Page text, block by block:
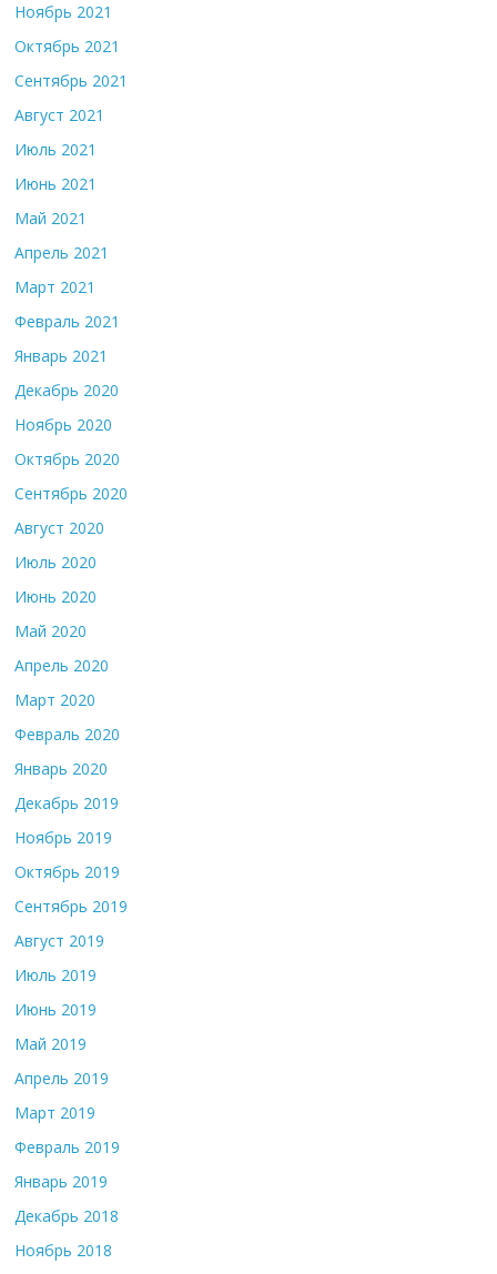
Ноябрь 2021
Октябрь 2021
Сентябрь 2021
Август 2021
Июль 2021
Июнь 2021
Май 2021
Апрель 2021
Март 2021
Февраль 2021
Январь 2021
Декабрь 2020
Ноябрь 2020
Октябрь 2020
Сентябрь 2020
Август 2020
Июль 2020
Июнь 2020
Май 2020
Апрель 2020
Март 2020
Февраль 2020
Январь 2020
Декабрь 2019
Ноябрь 2019
Октябрь 2019
Сентябрь 2019
Август 2019
Июль 2019
Июнь 2019
Май 2019
Апрель 2019
Март 2019
Февраль 2019
Январь 2019
Декабрь 2018
Ноябрь 2018